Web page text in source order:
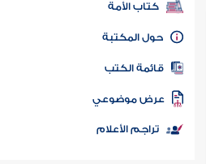
كتاب الأمة
المكتبة
الكتب
موضوعي